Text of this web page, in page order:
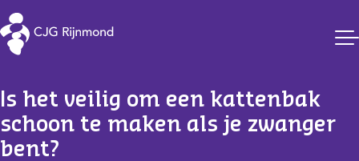
CJG Rijnmond
Is het veilig om een kattenbak
schoon te maken als je zwanger
bent?